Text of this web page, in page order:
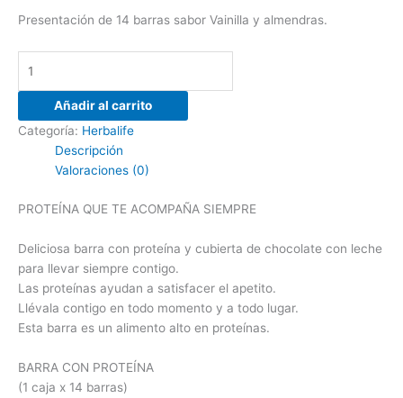
Presentación de 14 barras sabor Vainilla y almendras.
Añadir al carrito
Categoría: Herbalife
Descripción
Valoraciones (0)
PROTEÍNA QUE TE ACOMPAÑA SIEMPRE
Deliciosa barra con proteína y cubierta de chocolate con leche
para llevar siempre contigo.
Las proteínas ayudan a satisfacer el apetito.
Llévala contigo en todo momento y a todo lugar.
Esta barra es un alimento alto en proteínas.
BARRA CON PROTEÍNA
(1 caja x 14 barras)